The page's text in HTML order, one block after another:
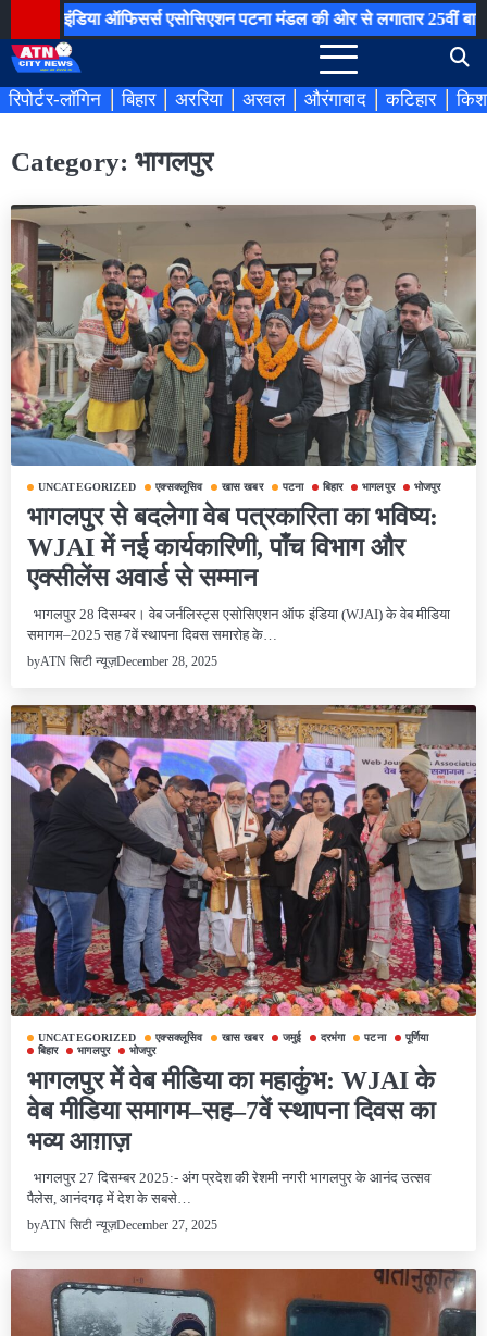
to
content
ऑफिसर्स एसोसिएशन पटना मंडल की ओर से लगातार 25वीं बार रक्तदान
रिपोर्टर-लॉगिन बिहार अररिया अरवल औरंगाबाद कटिहार
Category: भागलपुर
UNCATEGORIZED एक्सक्लूसिव खास खबर पटना बिहार भागलपुर भोजपुर
भागलपुर से बदलेगा वेब पत्रकारिता का भविष्य:
WJAI में नई कार्यकारिणी, पाँच विभाग और
एक्सीलेंस अवार्ड से सम्मान
भागलपुर 28 दिसम्बर। वेब जर्नलिस्ट्स एसोसिएशन ऑफ इंडिया (WJAI) के वेब मीडिया
समागम–2025 सह 7वें स्थापना दिवस समारोह के…
byATN सिटी न्यूज़December 28, 2025
UNCATEGORIZED एक्सक्लूसिव खास खबर जमुई दरभंगा पटना
पूर्णिया
बिहार
भागलपुर भोजपुर
भागलपुर में वेब मीडिया का महाकुंभ: WJAI के
वेब मीडिया समागम–सह–7वें स्थापना दिवस का
भव्य आग़ाज़
भागलपुर 27 दिसम्बर 2025:- अंग प्रदेश की रेशमी नगरी भागलपुर के आनंद उत्सव
पैलेस, आनंदगढ़ में देश के सबसे…
byATN सिटी न्यूज़December 27, 2025